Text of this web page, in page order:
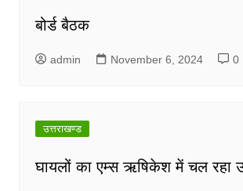
बोर्ड बैठक
admin November 6, 2024 0
उत्तराखण्ड
घायलों का एम्स ऋषिकेश में चल रहा